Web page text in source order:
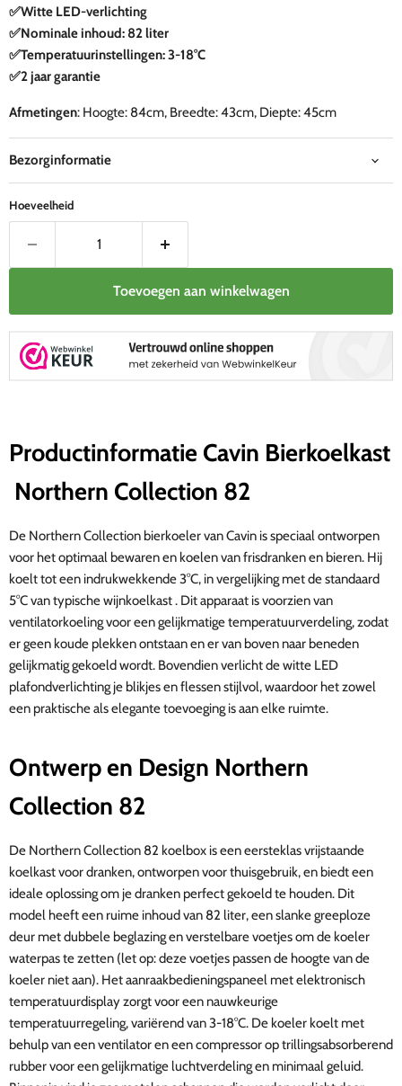
✅Witte LED-verlichting
✅Nominale inhoud: 82 liter
✅Temperatuurinstellingen: 3-18°C
✅2 jaar garantie
Afmetingen: Hoogte: 84cm, Breedte: 43cm, Diepte: 45cm
Bezorginformatie
Hoeveelheid
Toevoegen aan winkelwagen
Productinformatie Cavin Bierkoelkast
Northern Collection 82
De Northern Collection bierkoeler van Cavin is speciaal ontworpen
voor het optimaal bewaren en koelen van frisdranken en bieren. Hij
koelt tot een indrukwekkende 3°C, in vergelijking met de standaard
5°C van typischewijnkoelkast. Dit apparaat is voorzien van
ventilatorkoeling voor een gelijkmatige temperatuurverdeling, zodat
er geen koude plekken ontstaan en er van boven naar beneden
gelijkmatig gekoeld wordt. Bovendien verlicht de witte LED
plafondverlichting je blikjes en flessen stijlvol, waardoor het zowel
een praktische als elegante toevoeging is aan elke ruimte.
Ontwerp en Design Northern
Collection 82
De Northern Collection 82 koelbox is een eersteklas vrijstaande
koelkast voor dranken, ontworpen voor thuisgebruik, en biedt een
ideale oplossing om je dranken perfect gekoeld te houden. Dit
model heeft een ruime inhoud van 82 liter, een slanke greeploze
deur met dubbele beglazing en verstelbare voetjes om de koeler
waterpas te zetten (let op: deze voetjes passen de hoogte van de
koeler niet aan). Het aanraakbedieningspaneel met elektronisch
temperatuurdisplay zorgt voor een nauwkeurige
temperatuurregeling, variërend van 3-18°C. De koeler koelt met
behulp van een ventilator en een compressor op trillingsabsorberend
rubber voor een gelijkmatige luchtverdeling en minimaal geluid.